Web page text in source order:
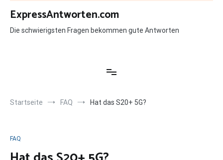
Zum
Inhalt
springen
ExpressAntworten.com
Die schwierigsten Fragen bekommen gute Antworten
Startseite FAQ Hat das S20+ 5G?
FAQ